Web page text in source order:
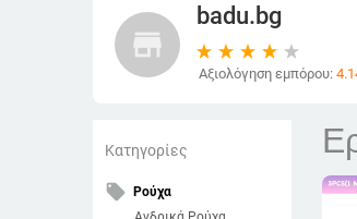
store
badu.bg
Αξιολόγηση εμπόρου:
Κατηγορίες
local_offer Ρούχα